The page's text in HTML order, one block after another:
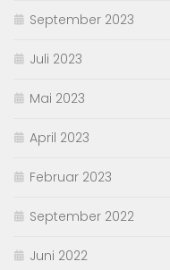
September 2023
Juli 2023
Mai 2023
April 2023
Februar 2023
September 2022
Juni 2022